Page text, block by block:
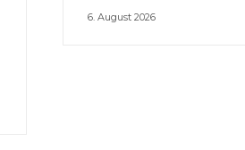
6. August 2026